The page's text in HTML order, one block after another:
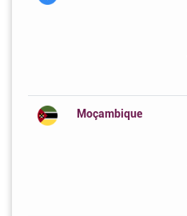
Moçambique